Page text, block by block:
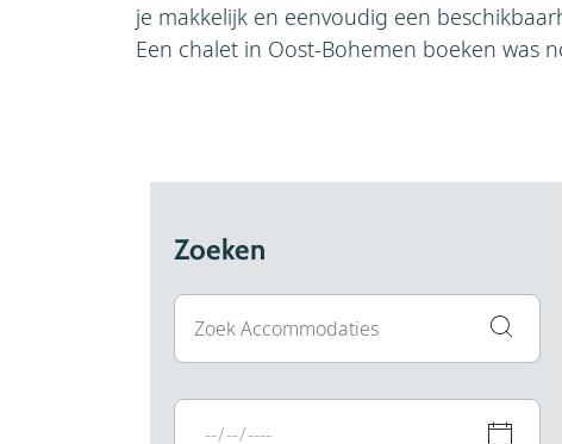
je makkelijk en eenvoudig een
Een chalet in Oost-Bohemen boeken was
Zoeken